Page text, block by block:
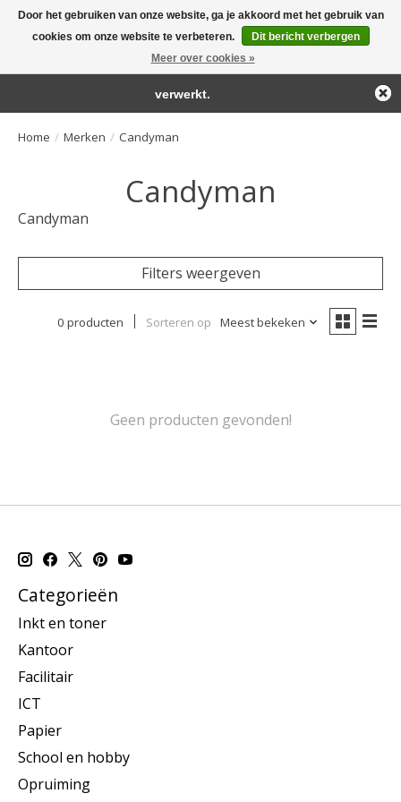
Large selection of products and fast shipping!
Home / Merken / Candyman
Candyman
Candyman
Filters weergeven
0 producten Sorteren op Meest bekeken
Geen producten gevonden!
Categorieën
Inkt en toner
Kantoor
Facilitair
ICT
Papier
School en hobby
Opruiming
Door het gebruiken van onze website, ga je akkoord met het gebruik van
cookies om onze website te verbeteren.
Dit bericht verbergen
Meer over cookies »
← Keer terug naar de backofficeDeze winkel is in aanbouw.
Eventueel geplaatste orders zullen niet worden gehonoreerd of
verwerkt.